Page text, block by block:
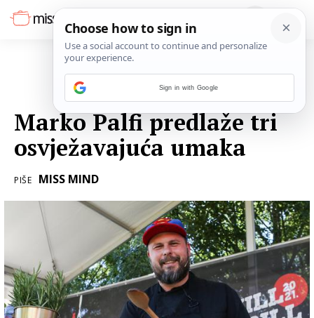
Marko Palfi predlaže tri
osvježavajuća umaka
PIŠE MISS MIND
Sign in with Google